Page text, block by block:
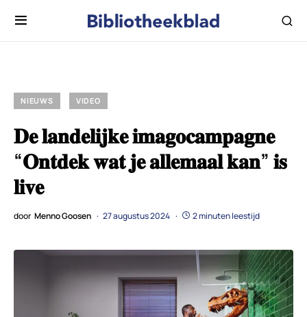
NIEUWS VIDEO
𝐃𝐞 𝐥𝐚𝐧𝐝𝐞𝐥𝐢𝐣𝐤𝐞 𝐢𝐦𝐚𝐠𝐨𝐜𝐚𝐦𝐩𝐚𝐠𝐧𝐞
“𝐎𝐧𝐭𝐝𝐞𝐤 𝐰𝐚𝐭 𝐣𝐞 𝐚𝐥𝐥𝐞𝐦𝐚𝐚𝐥 𝐤𝐚𝐧” 𝐢𝐬
𝐥𝐢𝐯𝐞
door Menno Goosen 27 augustus 2024 2 minuten leestijd